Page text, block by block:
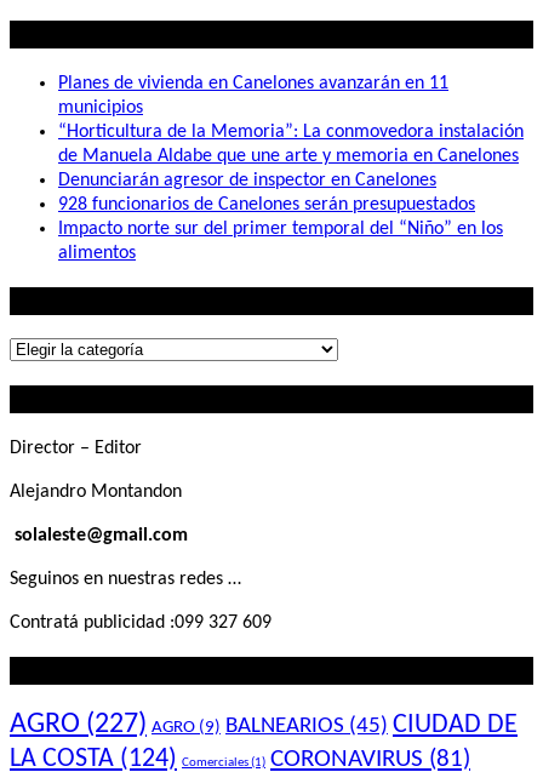
Planes de vivienda en Canelones avanzarán en 11
municipios
“Horticultura de la Memoria”: La conmovedora instalación
de Manuela Aldabe que une arte y memoria en Canelones
Denunciarán agresor de inspector en Canelones
928 funcionarios de Canelones serán presupuestados
Impacto norte sur del primer temporal del “Niño” en los
alimentos
Lo
Director – Editor
Alejandro Montandon
solaleste@gmail.com
Seguinos en nuestras redes …
Contratá publicidad :099 327 609
AGRO (227) AGRO (9) BALNEARIOS (45) CIUDAD DE
LA COSTA (124) Comerciales(1) CORONAVIRUS (81)